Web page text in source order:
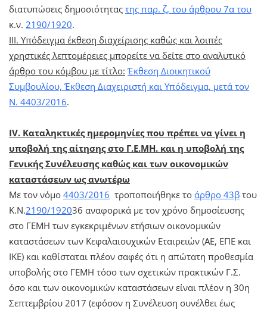
διατυπώσεις δημοσιότητας της παρ. ζ, του άρθρου 7α του
κ.ν. 2190/1920.
ΙΙΙ. Υπόδειγμα έκθεση διαχείρισης καθώς και λοιπές
χρηστικές λεπτομέρειες μπορείτε να δείτε στο αναλυτικό
άρθρο του κόμβου με τίτλο: Έκθεση Διοικητικού
Συμβουλίου, Έκθεση Διαχειριστή και Υπόδειγμα, μετά τον
Ν. 4403/2016.
IV. Καταληκτικές ημερομηνίες που πρέπει να γίνει η
υποβολή της αίτησης στο Γ.Ε.ΜΗ. και η υποβολή της
Γενικής Συνέλευσης καθώς και των οικονομικών
καταστάσεων ως ανωτέρω
Με τον νόμο 4403/2016 τροποποιήθηκε το άρθρο 43β του
Κ.Ν.2190/192036 αναφορικά με τον χρόνο δημοσίευσης
στο ΓΕΜΗ των εγκεκριμένων ετήσιων οικονομικών
καταστάσεων των Κεφαλαιουχικών Εταιρειών (ΑΕ, ΕΠΕ και
ΙΚΕ) και καθίσταται πλέον σαφές ότι η απώτατη προθεσμία
υποβολής στο ΓΕΜΗ τόσο των σχετικών πρακτικών Γ.Σ.
όσο και των οικονομικών καταστάσεων είναι πλέον η 30η
Σεπτεμβρίου 2017 (εφόσον η Συνέλευση συνέλθει έως